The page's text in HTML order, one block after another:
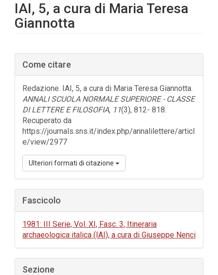
IAI, 5, a cura di Maria Teresa
Giannotta
Barra
laterale
dell'articolo
Come citare
Redazione. IAI, 5, a cura di Maria Teresa Giannotta.
ANNALI SCUOLA NORMALE SUPERIORE - CLASSE
DI LETTERE E FILOSOFIA, 11(3), 812- 818.
Recuperato da
https://journals.sns.it/index.php/annalilettere/articl
e/view/2977
Ulteriori formati di citazione
Fascicolo
1981: III Serie, Vol. XI, Fasc. 3, Itineraria
archaeologica italica (IAI), a cura di Giuseppe Nenci
Sezione